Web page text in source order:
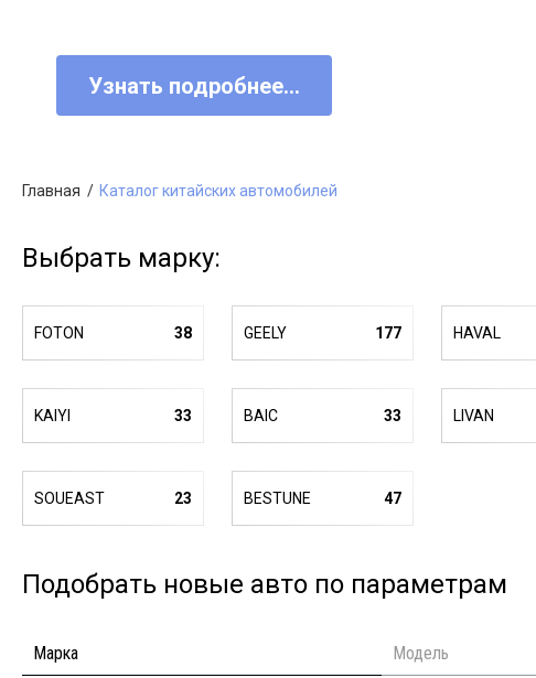
Узнать подробнее...
Главная Каталог китайских автомобилей
Выбрать марку:
FOTON 38 GEELY 177 HAVAL
KAIYI 33 BAIC 33 LIVAN
SOUEAST 23 BESTUNE 47
Подобрать новые авто по параметрам